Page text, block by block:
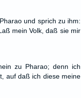
und sprich zu ihm:
mein Volk, daß sie mir
zu Pharao; denn ich
auf daß ich diese meine